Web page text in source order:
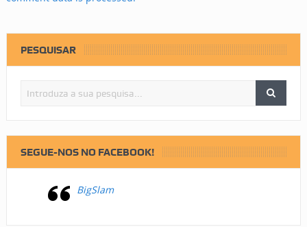
PESQUISAR
SEGUE-NOS NO FACEBOOK!
BigSlam